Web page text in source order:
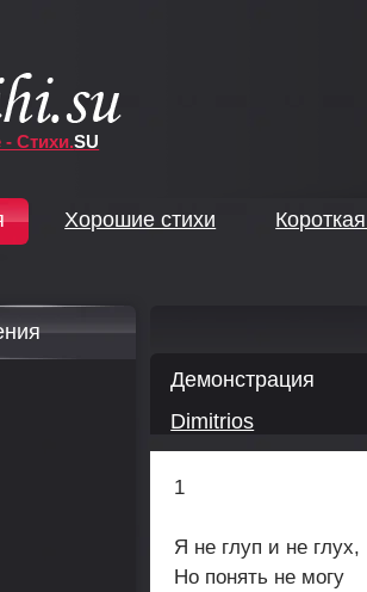
Стихи.SU
Хорошие стихи
Демонстрация
Dimitrios
1
Я не глуп и не глух,
Но понять не могу